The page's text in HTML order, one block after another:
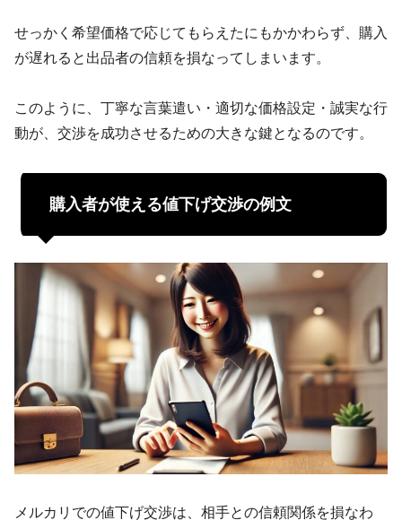
せっかく希望価格で応じてもらえたにもかかわらず、購入
が遅れると出品者の信頼を損なってしまいます。
このように、丁寧な言葉遣い・適切な価格設定・誠実な行
動が、交渉を成功させるための大きな鍵となるのです。
購入者が使える値下げ交渉の例文
メルカリでの値下げ交渉は、相手との信頼関係を損なわ